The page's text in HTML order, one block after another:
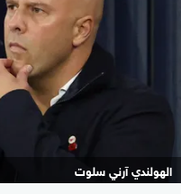
الهولندي آرني سلوت